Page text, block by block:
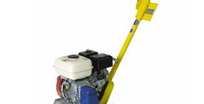
ajustable individualmente - fácil de volver
a tensar el cinturón de dientes